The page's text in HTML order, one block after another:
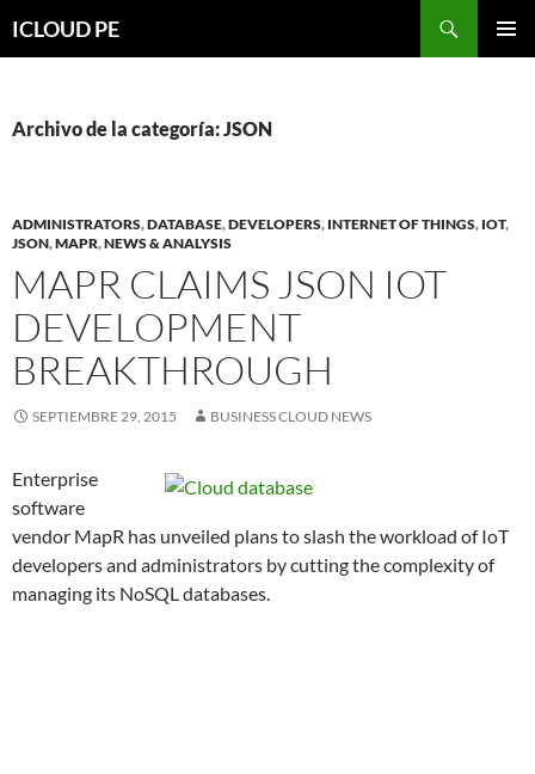
hacia
ICLOUD PE
Archivo de la categoría: JSON
ADMINISTRATORS,DATABASE,DEVELOPERS, INTERNET OF THINGS, IOT,
JSON,MAPR,NEWS & ANALYSIS
MAPR CLAIMS JSON IOT
DEVELOPMENT
BREAKTHROUGH
SEPTIEMBRE 29, 2015 BUSINESS CLOUD NEWS
Enterprise
software
vendor MapR has unveiled plans to slash the workload of IoT
developers and administrators by cutting the complexity of
managing its NoSQL databases.